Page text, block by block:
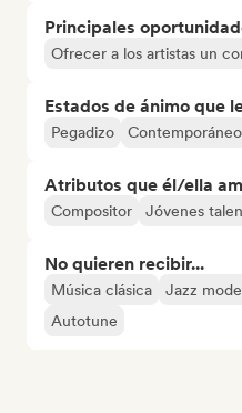
Principales
Ofrecer a los artistas un
Estados de ánimo que
Pegadizo Contemporáneo
Atributos que él/ella
Compositor Jóvenes
No quieren recibir...
Música clásica Jazz
Autotune